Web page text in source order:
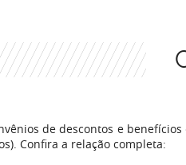
de descontos e
Confira a relação completa: